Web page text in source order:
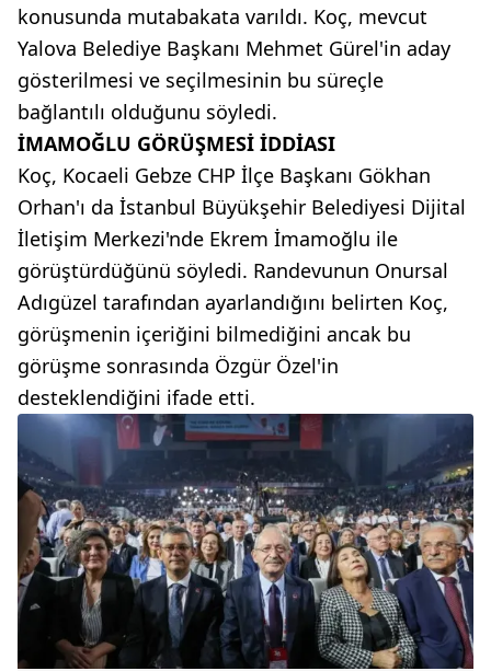
konusunda mutabakata varıldı. Koç, mevcut
Yalova Belediye Başkanı Mehmet Gürel'in aday
gösterilmesi ve seçilmesinin bu süreçle
bağlantılı olduğunu söyledi.
İMAMOĞLU GÖRÜŞMESİ İDDİASI
Koç, Kocaeli Gebze CHP İlçe Başkanı Gökhan
Orhan'ı da İstanbul Büyükşehir Belediyesi Dijital
İletişim Merkezi'nde Ekrem İmamoğlu ile
görüştürdüğünü söyledi. Randevunun Onursal
Adıgüzel tarafından ayarlandığını belirten Koç,
görüşmenin içeriğini bilmediğini ancak bu
görüşme sonrasında Özgür Özel'in
desteklendiğini ifade etti.